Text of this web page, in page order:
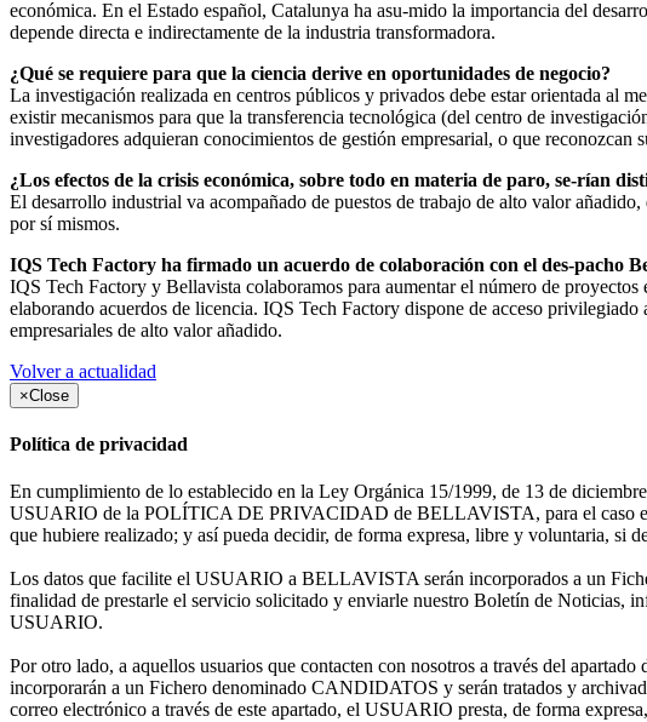
económica. En el Estado español, Catalunya ha asu-mido la importancia del
depende directa e indirectamente de la industria transformadora.
¿Qué se requiere para que la ciencia derive en oportunidades de negocio?
La investigación realizada en centros públicos y privados debe estar orientada al
existir mecanismos para que la transferencia tecnológica (del centro de
investigadores adquieran conocimientos de gestión empresarial, o que reconozcan
¿Los efectos de la crisis económica, sobre todo en materia de paro, se-rían
El desarrollo industrial va acompañado de puestos de trabajo de alto valor
por sí mismos.
IQS Tech Factory ha firmado un acuerdo de colaboración con el des-pacho
IQS Tech Factory y Bellavista colaboramos para aumentar el número de
elaborando acuerdos de licencia. IQS Tech Factory dispone de acceso
empresariales de alto valor añadido.
Volver a actualidad
×Close
Política de privacidad
En cumplimiento de lo establecido en la Ley Orgánica 15/1999, de 13 de
USUARIO de la POLÍTICA DE PRIVACIDAD de BELLAVISTA, para el caso en
que hubiere realizado; y así pueda decidir, de forma expresa, libre y voluntaria, si
Los datos que facilite el USUARIO a BELLAVISTA serán incorporados a un
finalidad de prestarle el servicio solicitado y enviarle nuestro Boletín de Noticias,
USUARIO.
Por otro lado, a aquellos usuarios que contacten con nosotros a través del
incorporarán a un Fichero denominado CANDIDATOS y serán tratados y
correo electrónico a través de este apartado, el USUARIO presta, de forma